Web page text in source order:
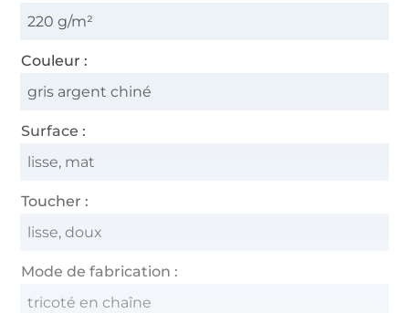
220 g/m²
Couleur :
gris argent chiné
Surface :
lisse, mat
Toucher :
lisse, doux
Mode de fabrication :
tricoté en chaîne